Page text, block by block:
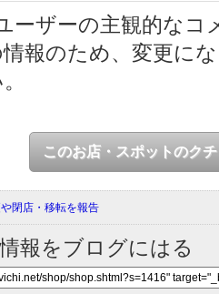
ーザーの主観的なコ
報のため、変更に
このお店・スポットのク
閉店・移転を報告
報をブログにはる